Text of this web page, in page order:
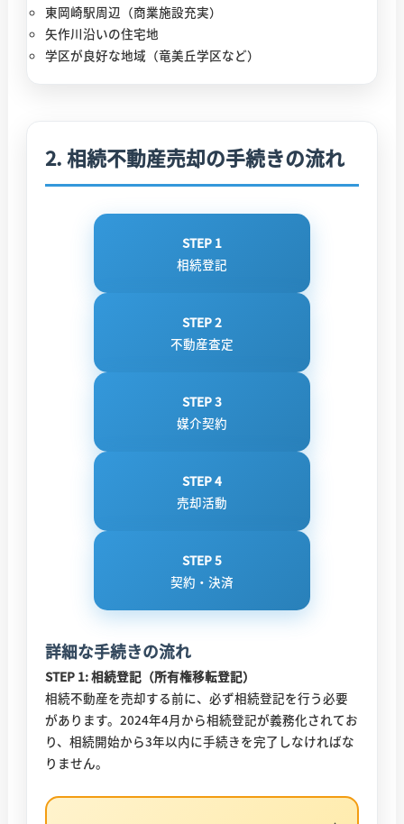
東岡崎駅周辺（商業施設充実）
矢作川沿いの住宅地
学区が良好な地域（竜美丘学区など）
2. 相続不動産売却の手続きの流れ
STEP 1
相続登記
STEP 2
不動産査定
STEP 3
媒介契約
STEP 4
売却活動
STEP 5
契約・決済
詳細な手続きの流れ
STEP 1: 相続登記（所有権移転登記）
相続不動産を売却する前に、必ず相続登記を行う必要
があります。2024年4月から相続登記が義務化されてお
り、相続開始から3年以内に手続きを完了しなければな
りません。